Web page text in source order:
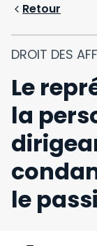
Retour
DROIT DES
Le
la
le